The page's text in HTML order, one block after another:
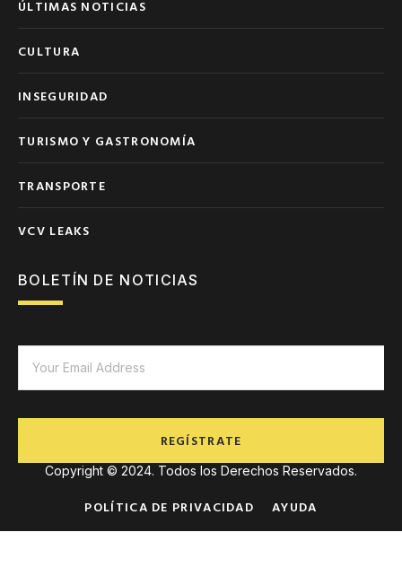
ÚLTIMAS NOTICIAS
CULTURA
INSEGURIDAD
TURISMO Y GASTRONOMÍA
TRANSPORTE
VCV LEAKS
BOLETÍN DE NOTICIAS
REGÍSTRATE
Copyright © 2024. Todos los Derechos Reservados.
POLÍTICA DE PRIVACIDAD AYUDA